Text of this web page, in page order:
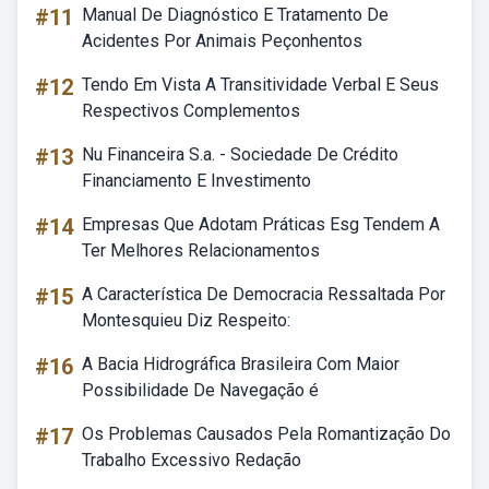
#11
Manual De Diagnóstico E Tratamento De
Acidentes Por Animais Peçonhentos
#12 Tendo Em Vista A Transitividade Verbal E Seus
Respectivos Complementos
#13 Nu Financeira S.a. - Sociedade De Crédito
Financiamento E Investimento
#14 Empresas Que Adotam Práticas Esg Tendem A
Ter Melhores Relacionamentos
#15 A Característica De Democracia Ressaltada Por
Montesquieu Diz Respeito:
#16 A Bacia Hidrográfica Brasileira Com Maior
Possibilidade De Navegação é
#17 Os Problemas Causados Pela Romantização Do
Trabalho Excessivo Redação